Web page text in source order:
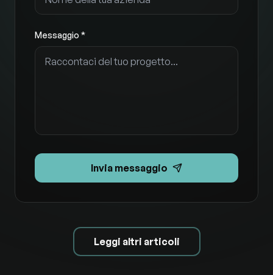
Messaggio *
Invia messaggio
Leggi altri articoli